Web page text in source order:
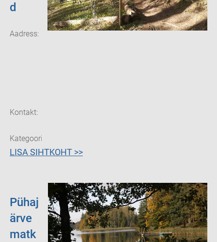
d
Aadress:
Kontakt:
Kategooria:
LISA SIHTKOHT >>
Pühaj
ärve
matk